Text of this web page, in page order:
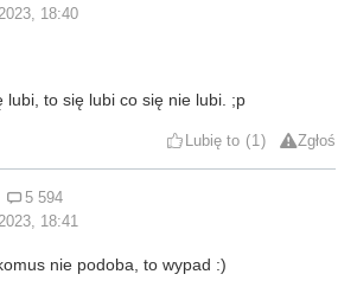
18:40
lubi, to się lubi co się nie lubi. ;p
Lubię to 1 Zgłoś
5 594
18:41
nie podoba, to wypad :)